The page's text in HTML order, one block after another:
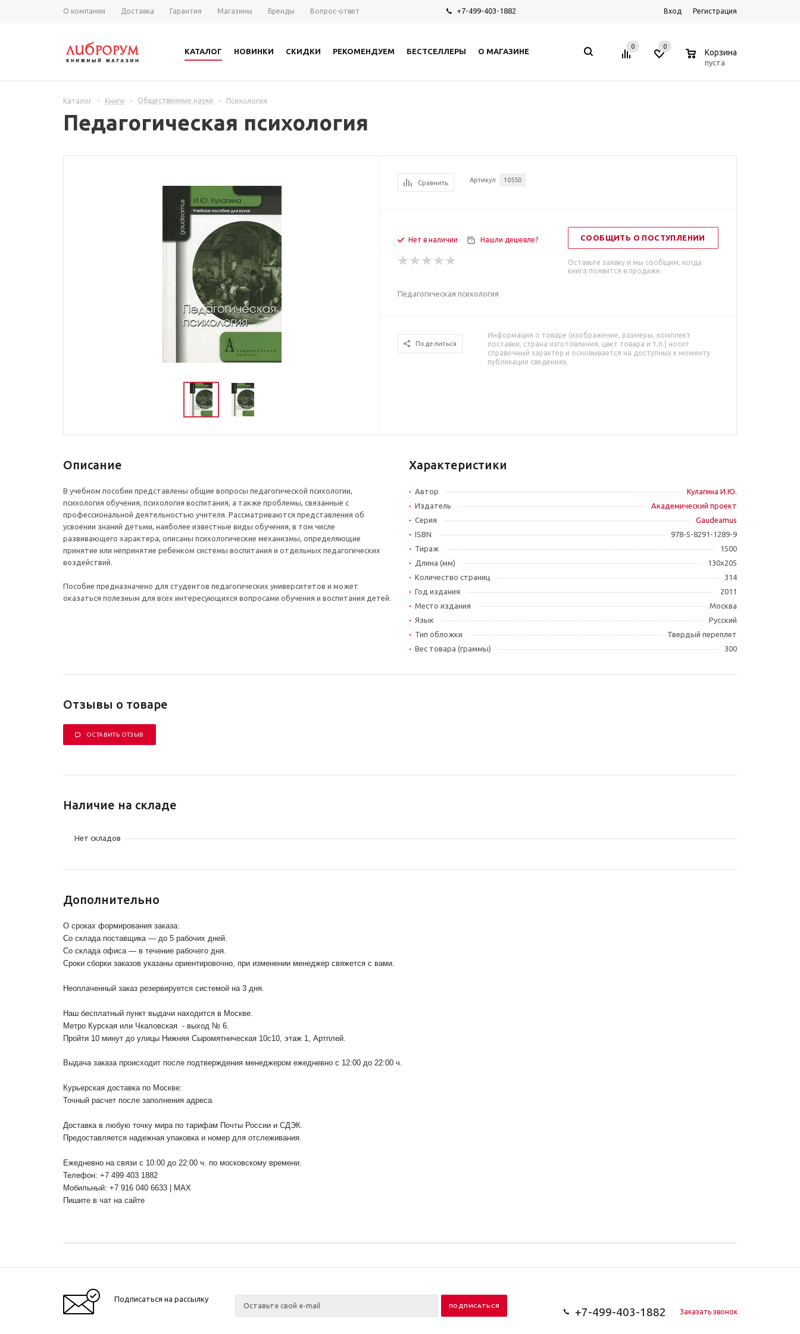
О компании Доставка Гарантия Магазины Бренды Вопрос-ответ +7-499-403-1882 Вход Регистрация
КАТАЛОГ НОВИНКИ СКИДКИ РЕКОМЕНДУЕМ БЕСТСЕЛЛЕРЫ О МАГАЗИНЕ
0 0
Корзина
пуста
Каталог - Книги - Общественные науки - Психология
Педагогическая психология
Сравнить Артикул 10550
Нет в наличии Нашли дешевле? СООБЩИТЬ О ПОСТУПЛЕНИИ
Оставьте заявку и мы сообщим, когда
книга появится в продаже.
Педагогическая психология
Поделиться
Информация о товаре (изображение, размеры, комплект
поставки, страна изготовления, цвет товара и т.п.) носит
справочный характер и основывается на доступных к моменту
публикации сведениях.
Описание
В учебном пособии представлены общие вопросы педагогической психологии,
психология обучения, психология воспитания, а также проблемы, связанные с
профессиональной деятельностью учителя. Рассматриваются представления об
усвоении знаний детьми, наиболее известные виды обучения, в том числе
развивающего характера, описаны психологические механизмы, определяющие
принятие или непринятие ребенком системы воспитания и отдельных педагогических
воздействий.
Пособие предназначено для студентов педагогических университетов и может
оказаться полезным для всех интересующихся вопросами обучения и воспитания детей.
Характеристики
Автор
Кулагина И.Ю.
Издатель
Академический проект
Серия
Gaudeamus
ISBN
978-5-8291-1289-9
Тираж
1500
Длина (мм)
130х205
Количество страниц
314
Год издания
2011
Место издания
Москва
Язык
Русский
Тип обложки
Твердый переплет
Вес товара (граммы)
300
Отзывы о товаре
ОСТАВИТЬ ОТЗЫВ
Наличие на складе
Нет складов
Дополнительно
О сроках формирования заказа:
Со склада поставщика — до 5 рабочих дней.
Со склада офиса — в течение рабочего дня.
Сроки сборки заказов указаны ориентировочно, при изменении менеджер свяжется с вами.
Неоплаченный заказ резервируется системой на 3 дня.
Наш бесплатный пункт выдачи находится в Москве.
Метро Курская или Чкаловская - выход № 6.
Пройти 10 минут до улицы Нижняя Сыромятническая 10с10 , этаж 1, Артплей.
Выдача заказа происходит после подтверждения менеджером ежедневно с 12:00 до 22:00 ч.
Курьерская доставка по Москве:
Точный расчет после заполнения адреса.
Доставка в любую точку мира по тарифам Почты России и СДЭК.
Предоставляется надежная упаковка и номер для отслеживания.
Ежедневно на связи с 10:00 до 22:00 ч. по московскому времени.
Телефон: +7 499 403 1882
Мобильный: +7 916 040 6633 | MAX
Пишите в чат на сайте
Подписаться на рассылку
+7-499-403-1882 Заказать звонок